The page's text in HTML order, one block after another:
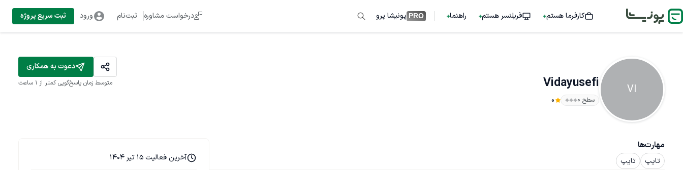
کارفرما هستم فریلنسر هستم راهنما PRO پونیشا پرو درخواست مشاوره ثبت‌نام ورود ثبت سریع پروژه
VI
Vidayusefi
سطح ۰ 0
دعوت به همکاری
متوسط زمان پاسخ‌گویی کمتر از 1 ساعت
مهارت‌ها
تایپ تایپ
آخرین فعالیت 15 تیر 1404